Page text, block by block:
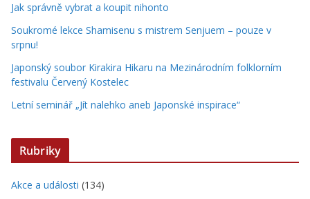
Jak správně vybrat a koupit nihonto
Soukromé lekce Shamisenu s mistrem Senjuem – pouze v
srpnu!
Japonský soubor Kirakira Hikaru na Mezinárodním folklorním
festivalu Červený Kostelec
Letní seminář „Jít nalehko aneb Japonské inspirace“
Rubriky
Akce a události (134)